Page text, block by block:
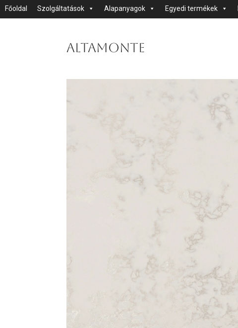
Főoldal Szolgáltatások Alapanyagok Egyedi termékek
Altamonte